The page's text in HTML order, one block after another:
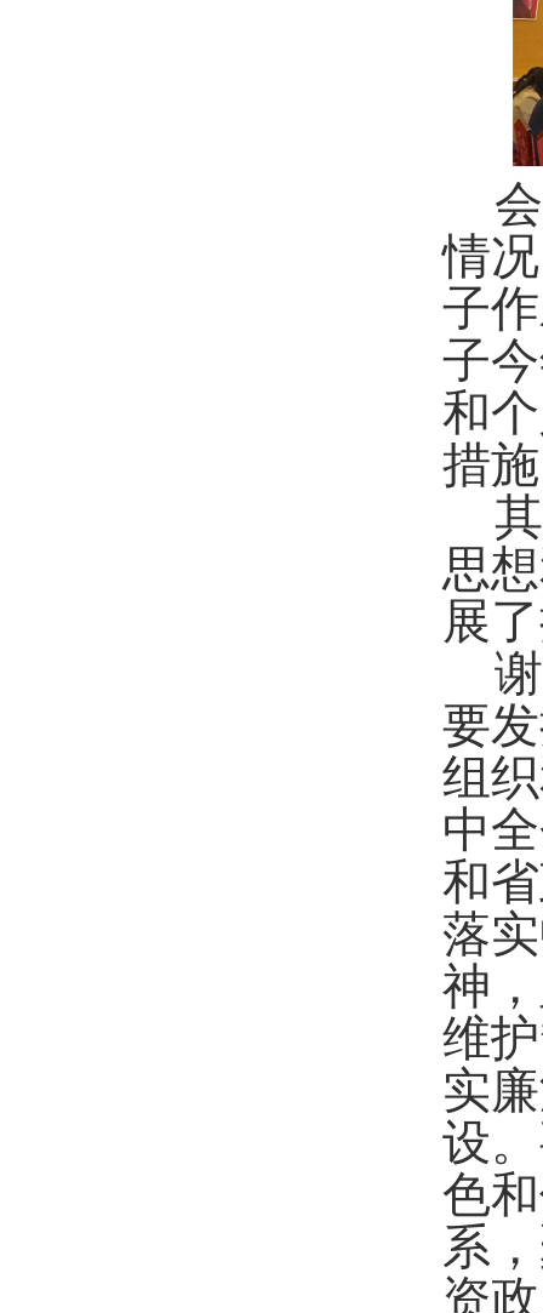
情
子
子
和
措
思
展
要
组
中
和
落
神
维
实
设
色
系
资